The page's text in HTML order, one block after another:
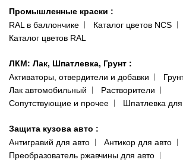
Промышленные краски :
RAL в баллончике
Каталог цветов NCS
Каталог цветов RAL
ЛКМ: Лак, Шпатлевка, Грунт :
Активаторы, отвердители и добавки
Лак автомобильный
Растворители
Сопутствующие и прочее
Шпатлевка
Защита кузова авто :
Антигравий для авто
Антикор для авто
Преобразователь ржавчины для авто